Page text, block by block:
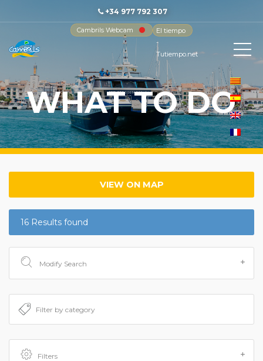
+34 977 792 307
Cambrils Webcam
El tiempo
-
Tutiempo.net
WHAT TO DO
VIEW ON MAP
16 Results found
Modify Search
Filters